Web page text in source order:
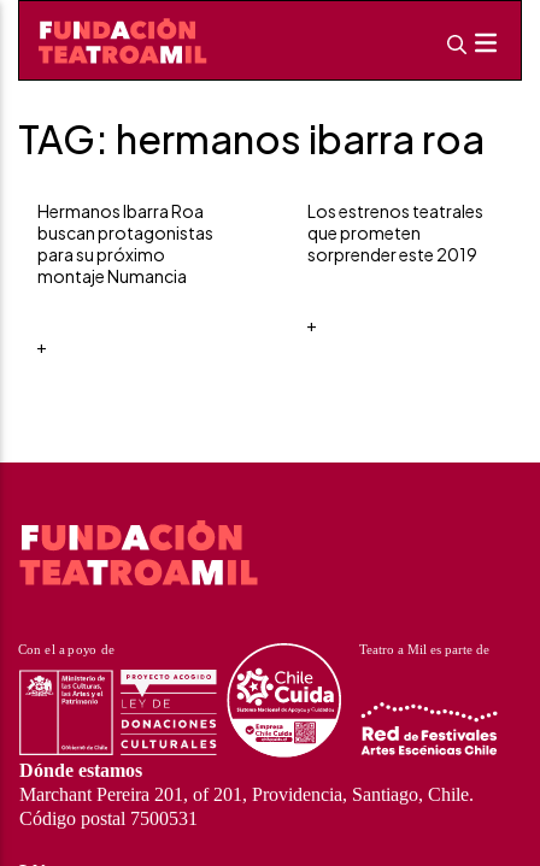
TAG: hermanos ibarra roa
Hermanos Ibarra Roa
buscan protagonistas
para su próximo
montaje Numancia
+
Los estrenos teatrales
que prometen
sorprender este 2019
+
Dónde estamos
Marchant Pereira 201, of 201, Providencia, Santiago, Chile.
Código postal 7500531